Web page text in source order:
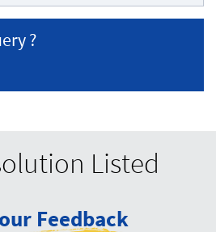
?
Listed
Feedback